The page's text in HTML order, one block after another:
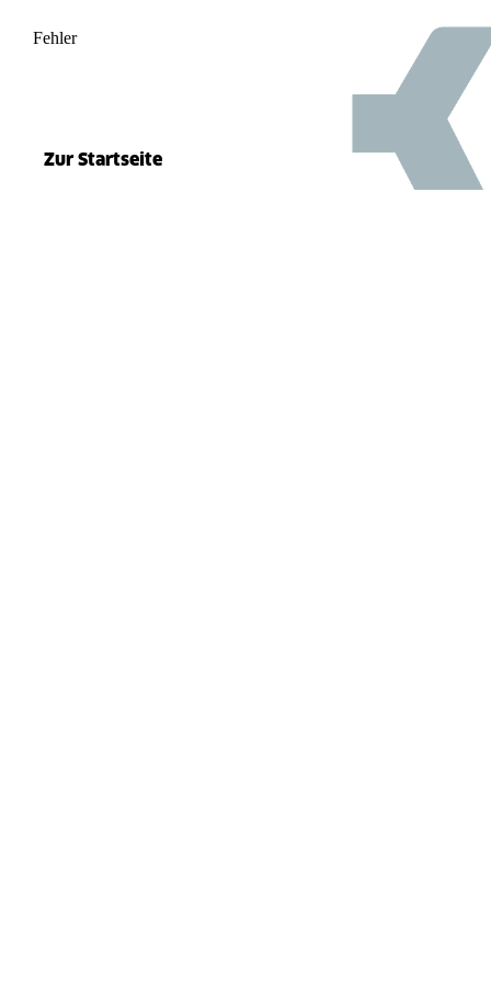
Fehler 500
Zur Startseite